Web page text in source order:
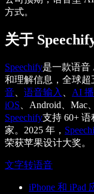
方式。
关于
Speechify是一款语音
和理解信息，全球超
音
语音输入 AI
iOS 、Android、Mac
Speechify支持 60+ 语
家。2025 年，
荣获苹果设计大奖。
文字转语音
iPhone 和 iPad